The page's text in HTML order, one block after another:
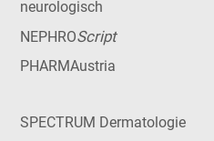
neurologisch
NEPHROScript
PHARMAustria
SPECTRUM Dermatologie